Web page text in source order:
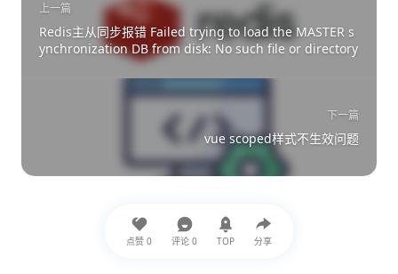
上一篇
Redis主从同步报错 Failed trying to load the MASTER s
ynchronization DB from disk: No such file or directory
下一篇
vue scoped样式不生效问题
点赞 0 评论 0 TOP 分享